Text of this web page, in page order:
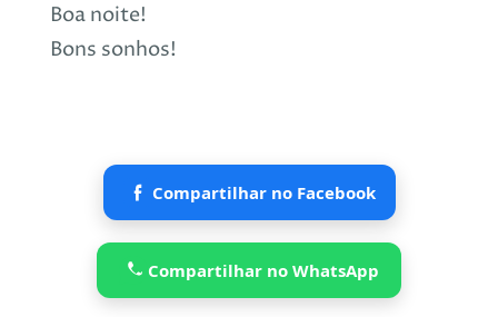
Boa noite!
Bons sonhos!
Compartilhar no Facebook
Compartilhar no WhatsApp